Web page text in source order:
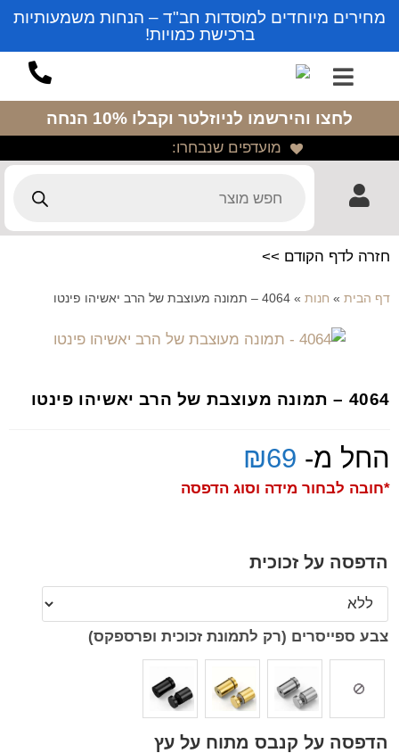
מחירים מיוחדים למוסדות חב"ד – הנחות משמעותיות
ברכישת כמויות!
לחצו והירשמו לניוזלטר וקבלו 10% הנחה
מועדפים שנבחרו:
חזרה לדף הקודם >>
דף הבית » חנות » 4064 – תמונה מעוצבת של הרב יאשיהו פינטו
4064 – תמונה מעוצבת של הרב יאשיהו פינטו
החל מ- ₪69
*חובה לבחור מידה וסוג הדפסה
הדפסה על זכוכית
צבע ספייסרים (רק לתמונת זכוכית ופרספקס)
הדפסה על קנבס מתוח על עץ